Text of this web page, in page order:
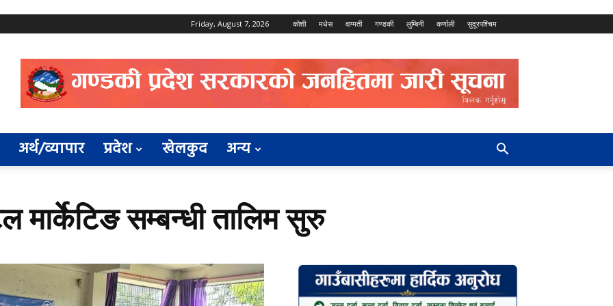
Friday, August 7, 2026 कोशी मधेस वाग्मती गण्डकी लुम्बिनी कर्णाली सुदूरपश्चिम
अर्थ/व्यापार प्रदेश खेलकुद अन्य
मार्केटिङ सम्बन्धी तालिम सुरु